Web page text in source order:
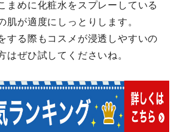
まめに化粧水をスプレーしている
肌が適度にしっとりします。
する際もコスメが浸透しやすいの
はぜひ試してくださいね。